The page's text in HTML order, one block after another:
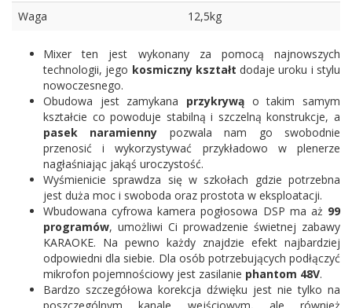
Waga
12,5kg
Mixer ten jest wykonany za pomocą najnowszych
technologii, jego kosmiczny kształt dodaje uroku i stylu
nowoczesnego.
Obudowa jest zamykana przykrywą o takim samym
kształcie co powoduje stabilną i szczelną konstrukcje, a
pasek naramienny pozwala nam go swobodnie
przenosić i wykorzystywać przykładowo w plenerze
nagłaśniając jakąś uroczystość.
Wyśmienicie sprawdza się w szkołach gdzie potrzebna
jest duża moc i swoboda oraz prostota w eksploatacji.
Wbudowana cyfrowa kamera pogłosowa DSP ma aż 99
programów, umożliwi Ci prowadzenie świetnej zabawy
KARAOKE. Na pewno każdy znajdzie efekt najbardziej
odpowiedni dla siebie. Dla osób potrzebujących podłączyć
mikrofon pojemnościowy jest zasilanie phantom 48V.
Bardzo szczegółowa korekcja dźwięku jest nie tylko na